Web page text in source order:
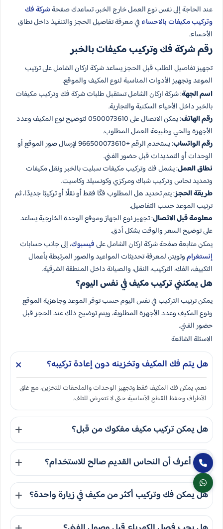
عند الحاجة إلى نفس نوع العمل خارج الخبر، تساعدك صفحةشركة فك
وتركيب مكيفات بالاحساء في معرفة تفاصيل الحجز والتنفيذ داخل نطاق
الأحساء.
رقم شركة فك وتركيب مكيفات بالخبر
تجهيز تفاصيل الطلب قبل الحجز يساعد شركة اركان الشامل على ترتيب
الموعد وتجهيز الأدوات المناسبة لنوع المكيف والموقع.
اسم الجهة: شركة اركان الشامل تستقبل طلبات شركة فك وتركيب مكيفات
بالخبر داخل الأحياء السكنية والتجارية.
رقم الهاتف
: يمكن الاتصال على 0500073610 لتوضيح نوع المكيف وعدد
الأجهزة والحي وطبيعة العمل المطلوب.
رقم الواتساب
: يستخدم الرقم +966500073610 لإرسال صور الموقع أو
الوحدات أو التمديدات قبل حضور الفني.
نطاق العمل: يشمل فك وتركيب مكيفات سبليت بالخبر ونقل مكيفات
وتمديد نحاس وتركيب شباك ومركزي وكونسيلد وكاسيت.
طريقة الحجز: يتم تحديد هل المطلوب فكًا فقط أو نقلًا أو تركيبًا جديدًا، ثم
ترتيب الموعد حسب التفاصيل.
معلومة قبل الاتصال: تجهيز نوع الجهاز وموقع الوحدة الخارجية يساعد
على توضيح السعر والوقت بشكل أدق.
يمكن متابعة صفحة شركة اركان الشامل علىفيسبوك، إلى جانب حسابات
إنستغراموتويتر، لمعرفة تحديثات المواعيد والصور المرتبطة بأعمال
التكييف، الفك، التركيب، النقل، والصيانة داخل المنطقة الشرقية.
هل يمكنني تركيب مكيف في نفس اليوم؟
يمكن ترتيب التركيب في نفس اليوم حسب توفر الموعد وجاهزية الموقع
ونوع المكيف وعدد الأجهزة المطلوبة، ويتم توضيح ذلك عند الحجز قبل
حضور الفني.
الاسئلة الشائعة
هل يتم فك المكيف وتخزينه دون إعادة تركيبه؟
نعم، يمكن فك المكيف فقط وتجهيز الوحدات والملحقات للتخزين، مع غلق
الأطراف وحفظ القطع الأساسية حتى لا تتعرض للتلف.
هل يمكن تركيب مكيف مفكوك من قبل؟
نعم، لكن نراجع حالة الوحدة والنحاس والعزل والصرف قبل التركيب، لأن
بعض المكيفات المفكوكة تحتاج تجهيزًا قبل التشغيل.
كيف أعرف أن النحاس القديم صالح للاستخدام؟
نحدد ذلك بعد فحص الطول والعزل وأماكن الثني والوصلات، ولا نعيد
استخدام النحاس إذا كان يؤثر على التبريد أو يسبب تسريبًا.
هل يمكن فك وتركيب أكثر من مكيف في زيارة واحدة؟
نعم، يتم ترتيب الزيارة حسب عدد المكيفات ونوعها وحالة الموقع، مع